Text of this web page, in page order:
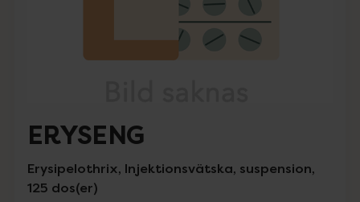
ERYSENG
Erysipelothrix, Injektionsvätska, suspension,
125 dos(er)